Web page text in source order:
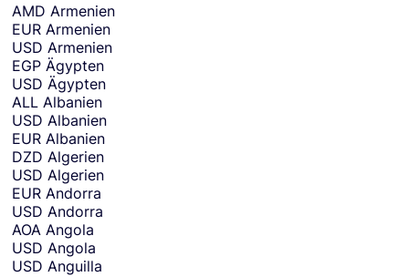
y
o
c
u
e
n
c
y
y
o
u
AMD Armenien
EUR Armenien
USD Armenien
EGP Ägypten
USD Ägypten
ALL Albanien
USD Albanien
EUR Albanien
DZD Algerien
USD Algerien
EUR Andorra
USD Andorra
AOA Angola
USD Angola
USD Anguilla